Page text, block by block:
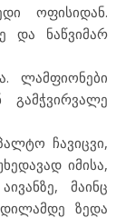
ოფისიდან.
და ნაწვიმარ
ლამფიონები
გამჭვირვალე
ჩავიცვი,
იმისა,
მაინც
ზედა